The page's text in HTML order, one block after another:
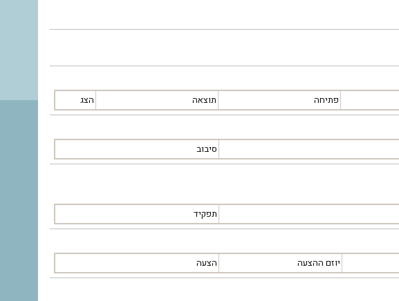
פתיחה תוצאה הצג
סיבוב
תפקיד
יוזם ההצעה הצעה